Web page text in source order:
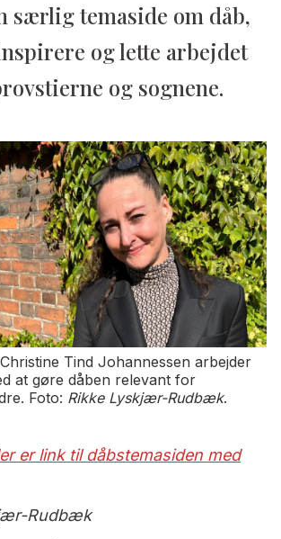
særlig temaside om dåb,
og lette arbejdet
og sognene.
Tind Johannessen arbejder
at gøre dåben relevant for
Foto: Rikke Lyskjær-Rudbæk.
er link til dåbstemasiden med
Rudbæk